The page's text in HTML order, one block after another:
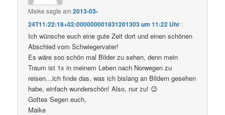
Maike sagte am2013-03-
24T11:22:18+02:000000001831201303 um 11:22 Uhr :
Ich wünsche euch eine gute Zeit dort und einen schönen
Abschied vom Schwiegervater!
Es wäre soo schön mal Bilder zu sehen, denn mein
Traum ist 1x in meinem Leben nach Norwegen zu
reisen…ich finde das, was ich bislang an Bildern gesehen
habe, einfach wunderschön! Also, nur zu! 😉
Gottes Segen euch,
Maike